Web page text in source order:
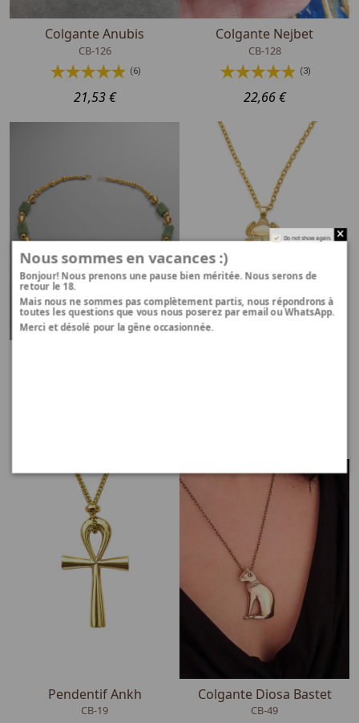
Colgante Anubis
CB-126
(6)
21,53 €
Colgante Nejbet
CB-128
(3)
22,66 €
Pendentif Ankh
CB-19
Colgante Diosa Bastet
CB-49
Do not show again.
Nous sommes en vacances :)
Bonjour! Nous prenons une pause bien méritée. Nous serons de
retour le 18.
Mais nous ne sommes pas complètement partis, nous répondrons à
toutes les questions que vous nous poserez par email ou WhatsApp.
Merci et désolé pour la gêne occasionnée.